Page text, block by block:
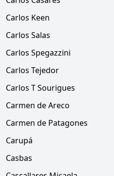
Carlos Keen
Carlos Salas
Carlos Spegazzini
Carlos Tejedor
Carlos T Sourigues
Carmen de Areco
Carmen de Patagones
Carupá
Casbas